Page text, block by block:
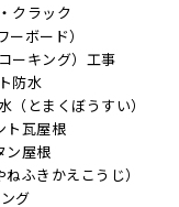
クラック
ボード）
ーキング）工事
防水
（とまくぼうすい）
ト瓦屋根
ン屋根
ふきかえこうじ）
グ